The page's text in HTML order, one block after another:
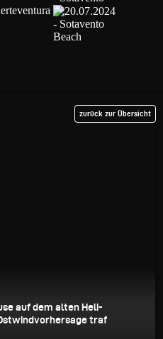
zurück zur Übersicht
auf dem alten Heli-
traf